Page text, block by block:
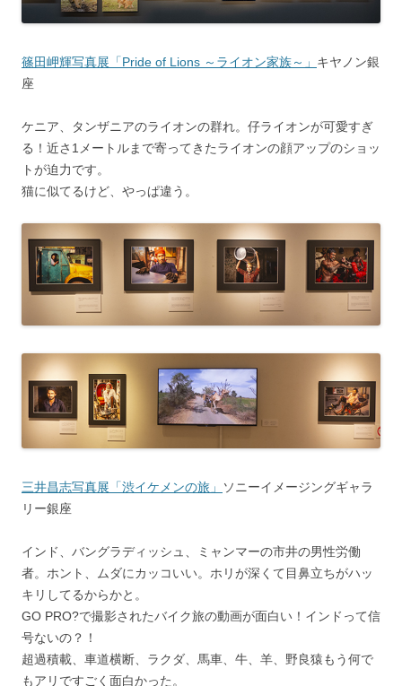
篠田岬輝写真展「Pride of Lions ～ライオン家族～」 キヤノン銀
座
ケニア、タンザニアのライオンの群れ。仔ライオンが可愛すぎ
る！近さ1メートルまで寄ってきたライオンの顔アップのショッ
トが迫力です。
猫に似てるけど、やっぱ違う。
三井昌志写真展「渋イケメンの旅」
ソニーイメージングギャラ
リー銀座
インド、バングラディッシュ、ミャンマーの市井の男性労働
者。ホント、ムダにカッコいい。ホリが深くて目鼻立ちがハッ
キリしてるからかと。
GO PRO?で撮影されたバイク旅の動画が面白い！インドって信
号ないの？！
超過積載、車道横断、ラクダ、馬車、牛、羊、野良猿もう何で
もアリですごく面白かった。